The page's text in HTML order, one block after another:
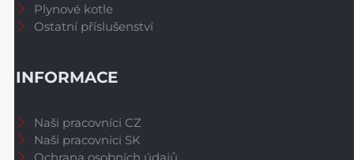
INFORMACE
Naši pracovníci CZ
Naši pracovníci SK
Plynové kotle
Ostatní příslušenství